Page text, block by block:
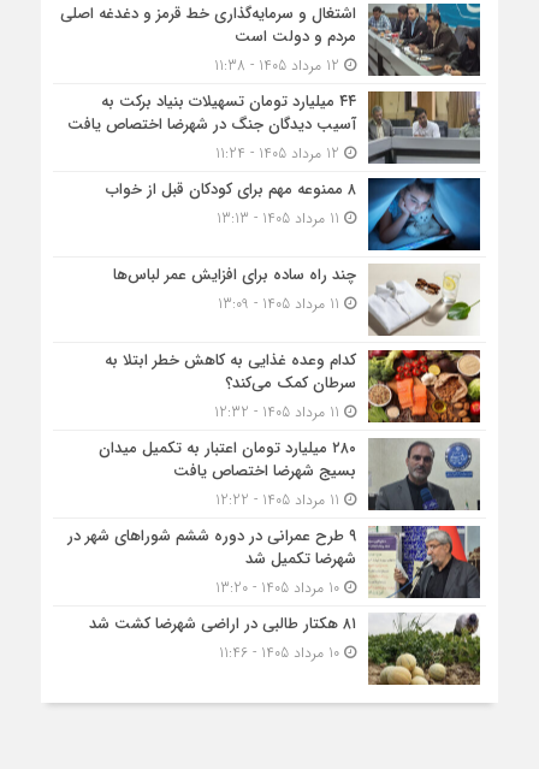
اشتغال و سرمایه‌گذاری خط قرمز و دغدغه اصلی
مردم و دولت است
۴۴ میلیارد تومان تسهیلات بنیاد برکت به
آسیب دیدگان جنگ در شهرضا اختصاص یافت
۸ ممنوعه مهم برای کودکان قبل از خواب
چند راه ساده برای افزایش عمر لباس‌ها
کدام وعده غذایی به کاهش خطر ابتلا به
سرطان کمک می‌کند؟
۲۸۰ میلیارد تومان اعتبار به تکمیل میدان
بسیج شهرضا اختصاص یافت
۹ طرح عمرانی در دوره ششم شوراهای شهر در
شهرضا تکمیل شد
10 مرداد 1405 - 13:20
۸۱ هکتار طالبی در اراضی شهرضا کشت شد
10 مرداد 1405 - 11:46